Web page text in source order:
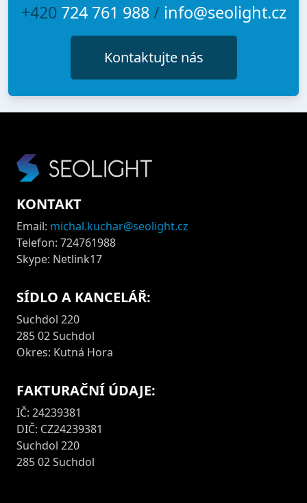
+420 724 761 988/ info@seolight.cz
Kontaktujte nás
KONTAKT
Email: michal.kuchar@seolight.cz
Telefon: 724761988
Skype: Netlink17
SÍDLO A KANCELÁŘ:
Suchdol 220
285 02 Suchdol
Okres: Kutná Hora
FAKTURAČNÍ ÚDAJE:
IČ: 24239381
DIČ: CZ24239381
Suchdol 220
285 02 Suchdol